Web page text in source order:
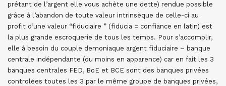
prétant de l’argent elle vous achète une dette) rendue possible
grâce à l’abandon de toute valeur intrinsèque de celle-ci au
profit d’une valeur “fiduciaire ” (fiducia = confiance en latin) est
la plus grande escroquerie de tous les temps. Pour s’accomplir,
elle à besoin du couple demoniaque argent fiduciaire – banque
centrale indépendante (du moins en apparence) car en fait les 3
banques centrales FED, BoE et BCE sont des banques privées
controlées toutes les 3 par le même groupe de banques privées,